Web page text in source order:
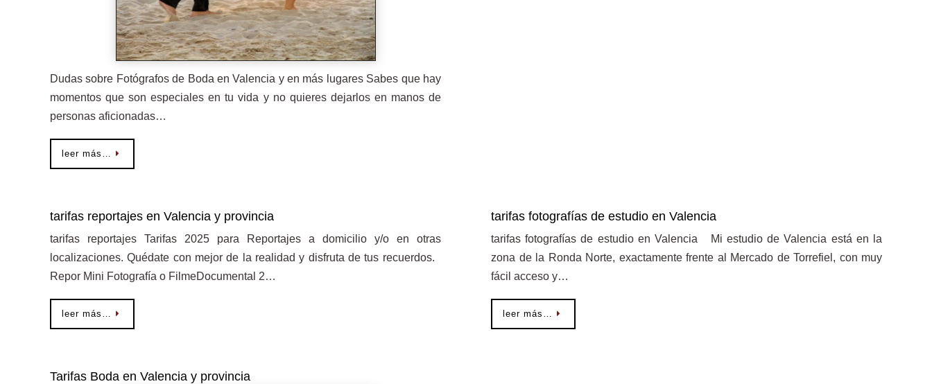
Dudas sobre Fotógrafos de Boda en Valencia y en más lugares Sabes que hay
momentos que son especiales en tu vida y no quieres dejarlos en manos de
personas aficionadas…
leer más…
tarifas reportajes en Valencia y provincia
tarifas reportajes Tarifas 2025 para Reportajes a domicilio y/o en otras
localizaciones. Quédate con mejor de la realidad y disfruta de tus recuerdos.
Repor Mini Fotografía o FilmeDocumental 2…
leer más…
tarifas fotografías de estudio en Valencia
tarifas fotografías de estudio en Valencia Mi estudio de Valencia está en la
zona de la Ronda Norte, exactamente frente al Mercado de Torrefiel, con muy
fácil acceso y…
leer más…
Tarifas Boda en Valencia y provincia